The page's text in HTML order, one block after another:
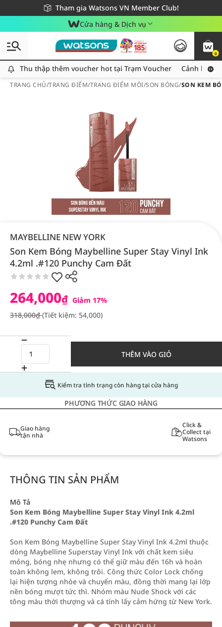
Tham gia Watsons VN Member Club!
Miễn phí giao hàng cho đơn hàng từ 249,000Đ
Giao hàng nhanh 24h - Áp dụng khu vực TP. Hồ Chí Minh
Cửa hàng & Dịch vụ
0
Thu thập thêm voucher hot tại Trạm Voucher
Thu thập thêm voucher hot tại Trạm Voucher Cảnh báo
TRANG CHỦ/TRANG ĐIỂM/TRANG ĐIỂM MÔI/SON BÓNG/SON KEM
MAYBELLINE NEW YORK
Son Kem Bóng Maybelline Super Stay Vinyl Ink
4.2ml .#120 Punchy Cam Đất
264,000₫ Giảm 17%
318,000₫(Tiết kiệm: 54,000)
THÊM VÀO GIỎ
Kiểm tra tình trạng còn hàng tại cửa hàng
PHƯƠNG THỨC GIAO HÀNG
Giao hàng
tận nhà
Click &
Collect tại
Watsons
THÔNG TIN SẢN PHẨM
Mô Tả
Son Kem Bóng Maybelline Super Stay Vinyl Ink 4.2ml
.#120 Punchy Cam Đất
Son Kem Bóng Maybelline Super Stay Vinyl Ink 4.2ml thuộc
dòng Maybelline Superstay Vinyl Ink với chất kem siêu
mỏng, bóng nhẹ nhưng có thể giữ màu đến 16h và hoàn
toàn không lem, không trôi. Công thức Color Lock chống
lại hiện tượng nhòe và chuyển màu, đồng thời mang lại lớp
nền bóng mượt tức thì. Nhóm màu Nude Shock với các
tông màu thời thượng và cá tính lấy cảm hứng từ New York.